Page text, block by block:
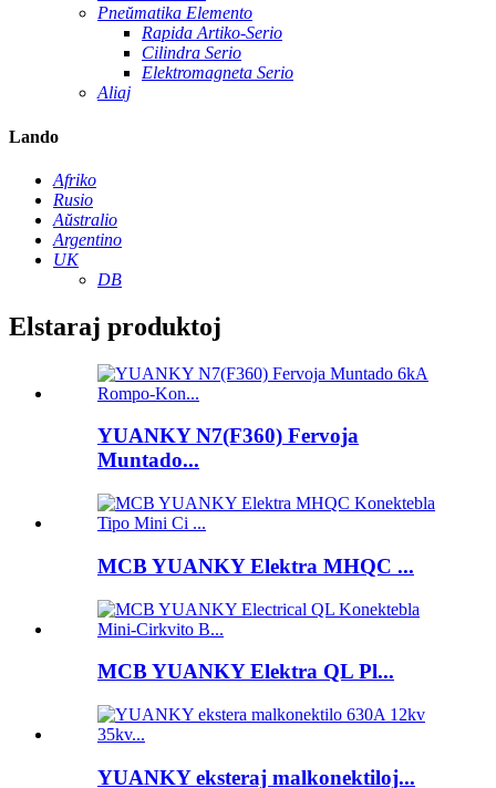
Pneŭmatika Elemento
Rapida Artiko-Serio
Cilindra Serio
Elektromagneta Serio
Aliaj
Lando
Afriko
Rusio
Aŭstralio
Argentino
UK
DB
Elstaraj produktoj
YUANKY N7(F360) Fervoja
Muntado...
MCB YUANKY Elektra MHQC ...
MCB YUANKY Elektra QL Pl...
YUANKY eksteraj malkonektiloj...